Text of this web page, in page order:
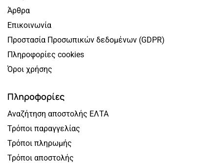
Άρθρα
Επικοινωνία
Προστασία Προσωπικών δεδομένων (GDPR)
Πληροφορίες cookies
Όροι χρήσης
Πληροφορίες
Αναζήτηση αποστολής ΕΛΤΑ
Τρόποι παραγγελίας
Τρόποι πληρωμής
Τρόποι αποστολής